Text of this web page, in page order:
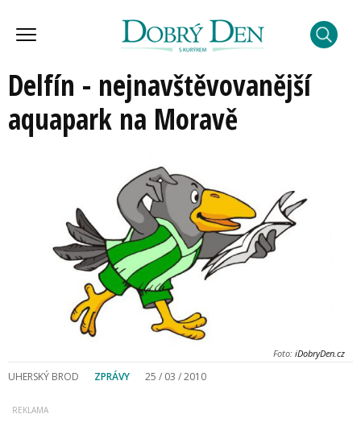
Delfín - nejnavštěvovanější
aquapark na Moravě
Foto: iDobryDen.cz
UHERSKÝ BROD ZPRÁVY 25 / 03 / 2010